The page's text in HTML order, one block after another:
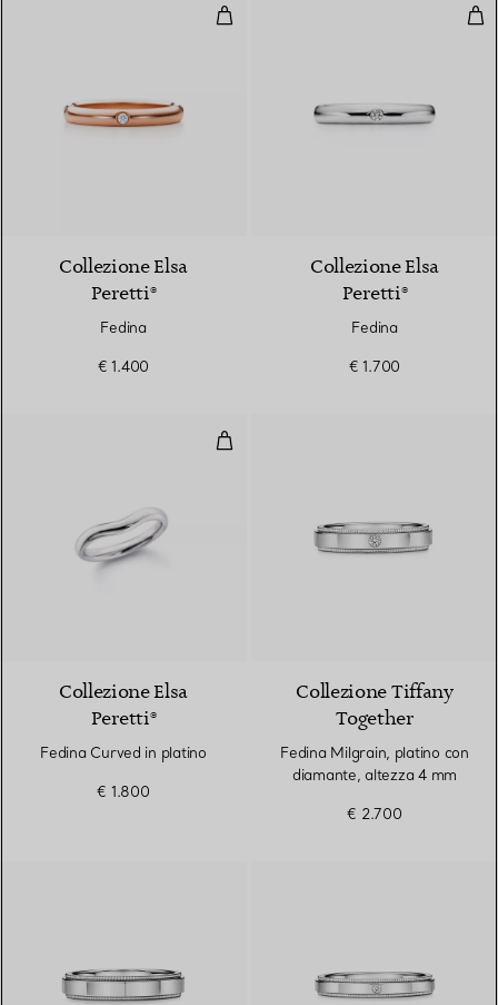
Fedina
Collezione Elsa
Peretti®
Fedina
€ 1.400
Collezione Elsa
Peretti®
Fedina
€ 1.700
Fedina Curved in platino
Collezione Elsa
Peretti®
Fedina Curved in platino
€ 1.800
Collezione Tiffany
Together
Fedina Milgrain, platino con
diamante, altezza 4 mm
€ 2.700